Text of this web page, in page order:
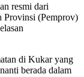
resmi dari
Provinsi (Pemprov)
di Kukar yang
berada dalam